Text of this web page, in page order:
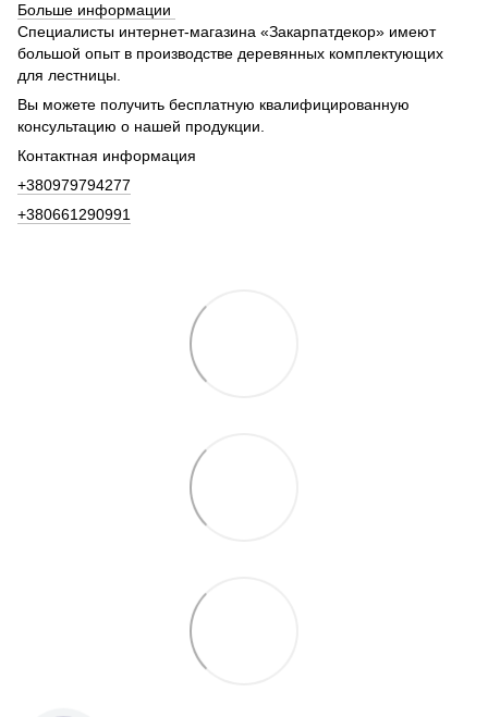
Больше информации
Специалисты интернет-магазина «Закарпатдекор» имеют
большой опыт в производстве деревянных комплектующих
для лестницы.
Вы можете получить бесплатную квалифицированную
консультацию о нашей продукции.
Контактная информация
+380979794277
+380661290991